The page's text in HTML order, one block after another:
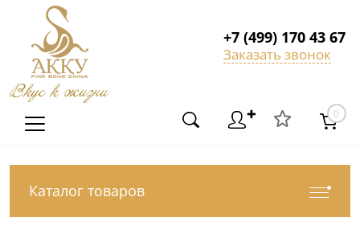
Вкус к жизни
+7 (499) 170 43 67
Заказать звонок
✚ 0
Каталог товаров